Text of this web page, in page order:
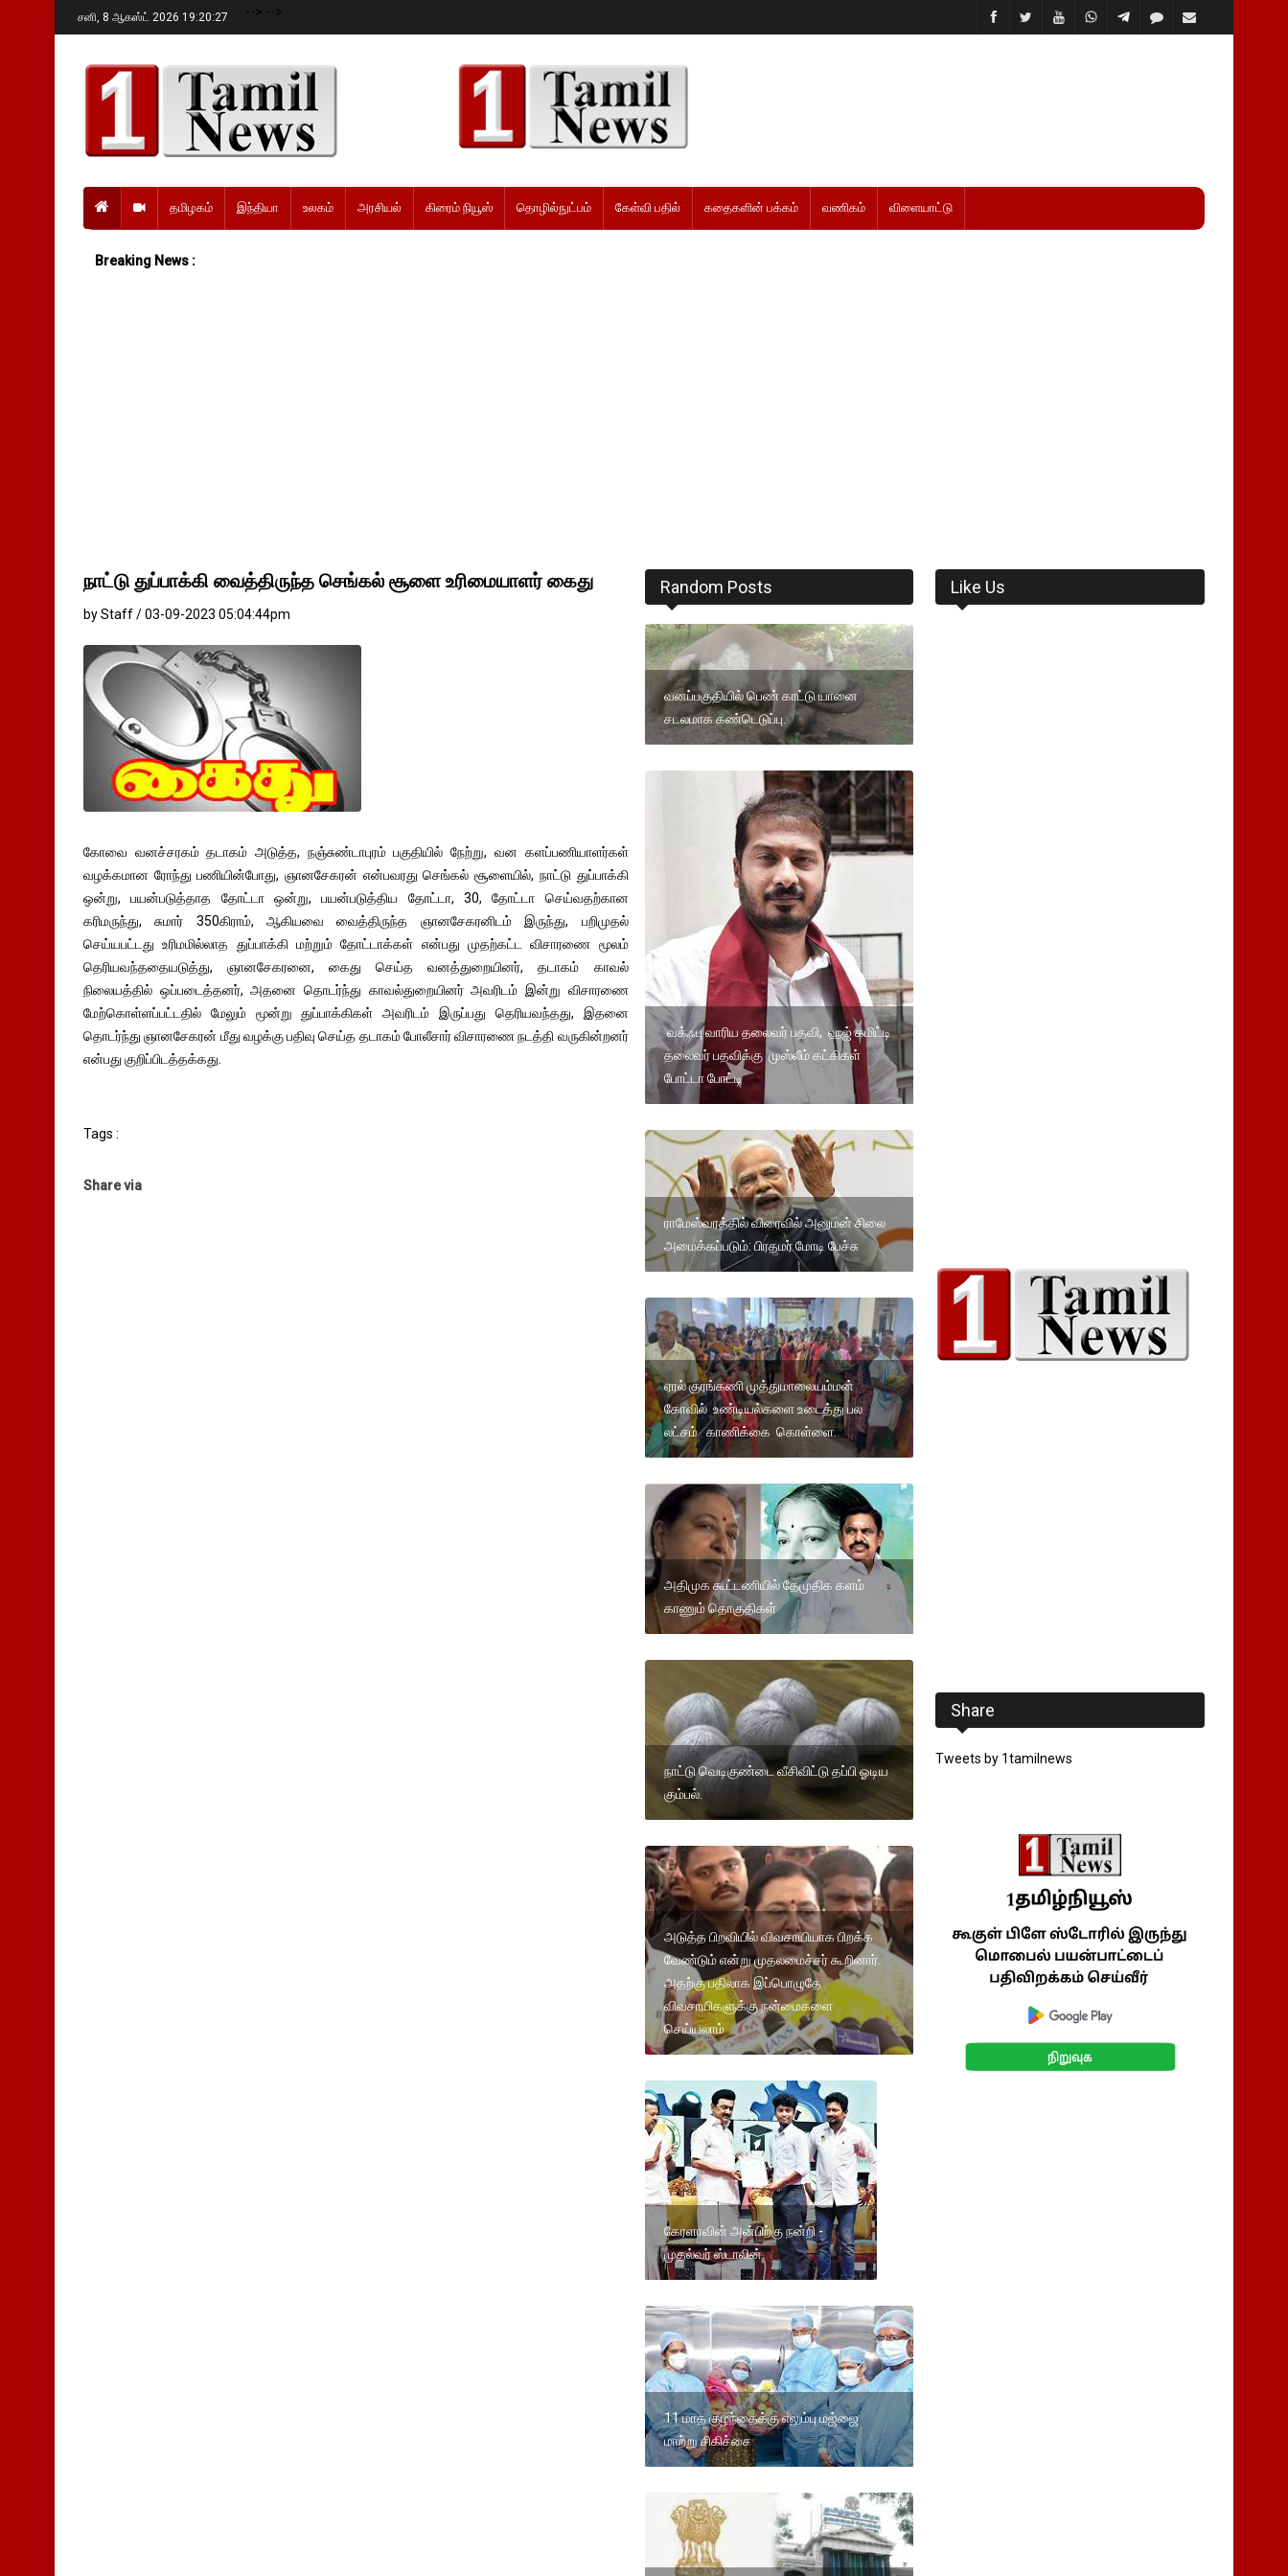
சனி, 8 ஆகஸ்ட் 2026 19:20:29 --> -->
தமிழகம் இந்தியா உலகம் அரசியல் கிரைம் நியூஸ் தொழில்நுட்பம் கேள்வி பதில் கதைகளின் பக்கம் வணிகம் விளையாட்டு
Breaking News :
நாட்டு துப்பாக்கி வைத்திருந்த செங்கல் சூளை உரிமையாளர் கைது
by Staff / 03-09-2023 05:04:44pm
கோவை வனச்சரகம் தடாகம் அடுத்த, நஞ்சுண்டாபுரம் பகுதியில் நேற்று, வன களப்பணியாளர்கள்
வழக்கமான ரோந்து பணியின்போது, ஞானசேகரன் என்பவரது செங்கல் சூளையில், நாட்டு துப்பாக்கி
ஒன்று, பயன்படுத்தாத தோட்டா ஒன்று, பயன்படுத்திய தோட்டா, 30, தோட்டா செய்வதற்கான
கரிமருந்து, சுமார் 350கிராம், ஆகியவை வைத்திருந்த ஞானசேகரனிடம் இருந்து, பறிமுதல்
செய்யபட்டது உரிமமில்லாத துப்பாக்கி மற்றும் தோட்டாக்கள் என்பது முதற்கட்ட விசாரணை மூலம்
தெரியவந்ததையடுத்து, ஞானசேகரனை, கைது செய்த வனத்துறையினர், தடாகம் காவல்
நிலையத்தில் ஒப்படைத்தனர், அதனை தொடர்ந்து காவல்துறையினர் அவரிடம் இன்று விசாரணை
மேற்கொள்ளப்பட்டதில் மேலும் மூன்று துப்பாக்கிகள் அவரிடம் இருப்பது தெரியவந்தது, இதனை
தொடர்ந்து ஞானசேகரன் மீது வழக்கு பதிவு செய்த தடாகம் போலீசார் விசாரணை நடத்தி வருகின்றனர்
என்பது குறிப்பிடத்தக்கது.
Tags :
Share via
Random Posts
வனப்பகுதியில் பெண் காட்டு யானை
சடலமாக கண்டெடுப்பு.
வக்ஃபு வாரிய தலைவர் பதவி, ஹஜ் கமிட்டி
தலைவர் பதவிக்கு முஸ்லீம் கட்சிகள்
போட்டா போட்டி
ராமேஸ்வரத்தில் விரைவில் அனுமன் சிலை
அமைக்கப்படும்: பிரதமர் மோடி பேச்சு
ஏரல் குரங்கணி முத்துமாலையம்மன்
கோவில் உண்டியல்களை உடைத்து பல
லட்சம் காணிக்கை கொள்ளை.
அதிமுக கூட்டணியில் தேமுதிக களம்
காணும் தொகுதிகள்
நாட்டு வெடிகுண்டை வீசிவிட்டு தப்பி ஓடிய
கும்பல்.
அடுத்த பிறவியில் விவசாயியாக பிறக்க
வேண்டும் என்று முதலமைச்சர் கூறினார்.
அதற்கு பதிலாக இப்பொழுதே
விவசாயிகளுக்கு நன்மைகளை
செய்யலாம்
கேரளாவின் அன்பிற்கு நன்றி -
முதல்வர் ஸ்டாலின்
11 மாத குழந்தைக்கு எலும்பு மஜ்ஜை
மாற்று சிகிச்சை
Like Us
Share
Tweets by 1tamilnews